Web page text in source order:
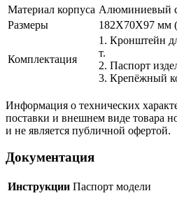
Материал корпуса Алюминиевый
Размеры
182X70X97
Комплектация
1. Кронштейн
т.
2. Паспорт
3. Крепёжный
Информация о технических
поставки и внешнем виде товара
и не является публичной офертой.
Документация
Инструкции Паспорт модели